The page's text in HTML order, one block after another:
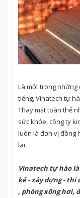
Là một trong những
tiếng, Vinatech tự
Thay mặt toàn thể
sức khỏe, công ty
luôn là đơn vị đồng
lai.
Vinatech tự hào
kế - xây dựng - thi
, phòng xông hơi,